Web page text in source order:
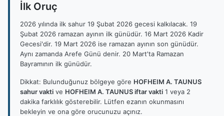
İlk Oruç
2026 yılında ilk sahur 19 Şubat 2026 gecesi kalkılacak. 19
Şubat 2026 ramazan ayının ilk günüdür. 16 Mart 2026 Kadir
Gecesi'dir. 19 Mart 2026 ise ramazan ayının son günüdür.
Aynı zamanda Arefe Günü denir. 20 Mart'ta Ramazan
Bayramının ilk günüdür.
Dikkat: Bulunduğunuz bölgeye göre HOFHEIM A. TAUNUS
sahur vakti ve HOFHEIM A. TAUNUS iftar vakti 1 veya 2
dakika farklılık gösterebilir. Lütfen ezanın okunmasını
bekleyin ve ona göre orucunuzu açınız.